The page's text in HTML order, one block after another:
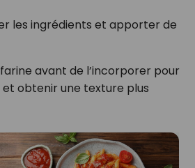
les ingrédients et apporter de
avant de l’incorporer pour
obtenir une texture plus